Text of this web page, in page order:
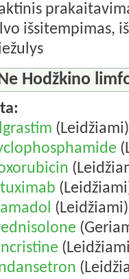
išsitempimas,
Hodžkino
(Leidžiami)
(Leidžiami)